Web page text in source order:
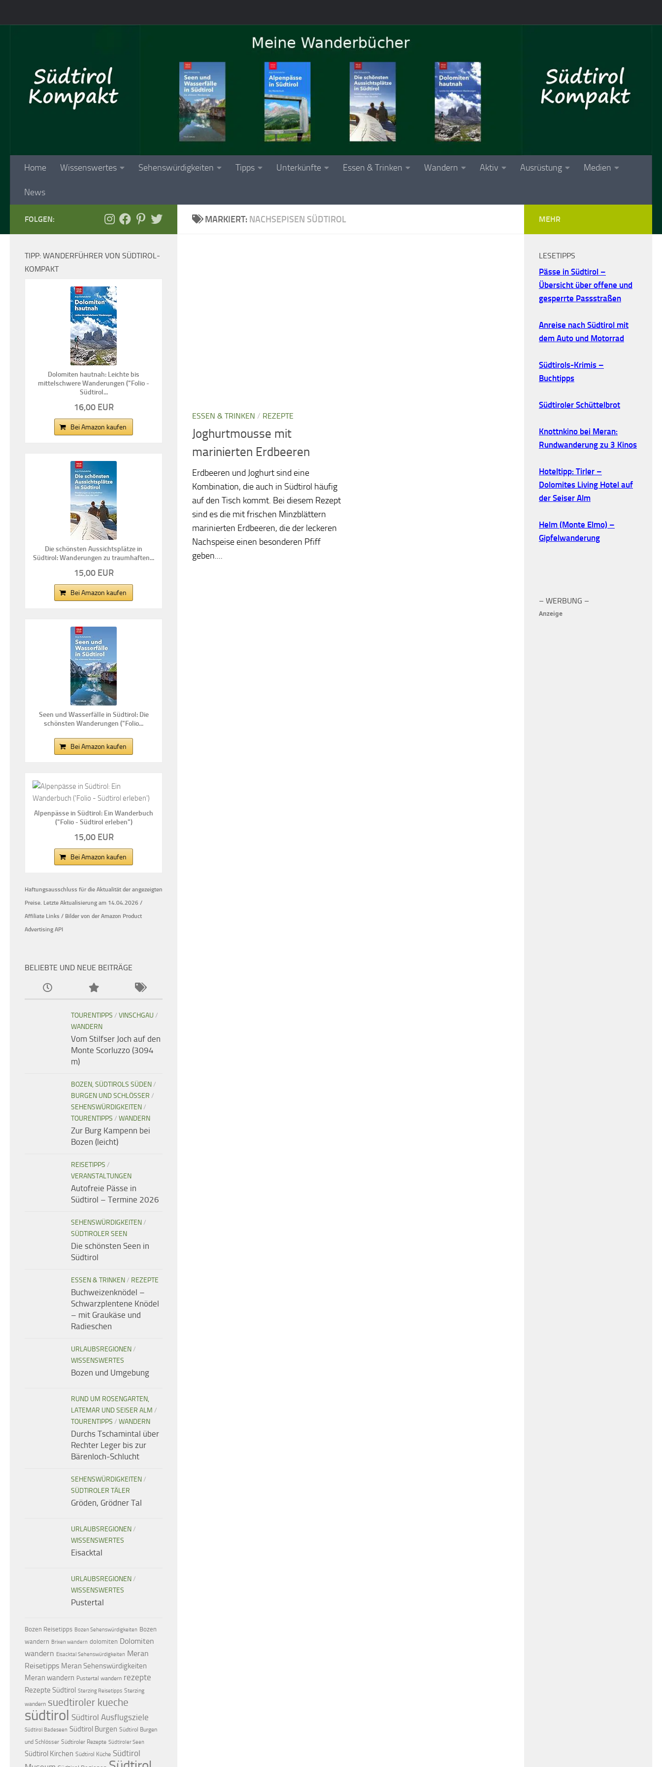
Home Wissenswertes Sehenswürdigkeiten Tipps Unterkünfte Essen & Trinken Wandern Aktiv Ausrüstung Medien
News
MARKIERT: NACHSEPISEN SÜDTIROL
ESSEN & TRINKEN / REZEPTE
Joghurtmousse mit
marinierten Erdbeeren
Erdbeeren und Joghurt sind eine
Kombination, die auch in Südtirol häufig
auf den Tisch kommt. Bei diesem Rezept
sind es die mit frischen Minzblättern
marinierten Erdbeeren, die der leckeren
Nachspeise einen besonderen Pfiff
geben....
FOLGEN:
TIPP: WANDERFÜHRER VON SÜDTIROL-
KOMPAKT
Dolomiten hautnah: Leichte bis
mittelschwere Wanderungen ("Folio -
Südtirol...
16,00 EUR
Bei Amazon kaufen
Die schönsten Aussichtsplätze in
Südtirol: Wanderungen zu traumhaften...
15,00 EUR
Bei Amazon kaufen
Seen und Wasserfälle in Südtirol: Die
schönsten Wanderungen ("Folio...
Bei Amazon kaufen
Alpenpässe in Südtirol: Ein Wanderbuch
("Folio - Südtirol erleben")
15,00 EUR
Bei Amazon kaufen
Haftungsausschluss für die Aktualität der angezeigten
Preise. Letzte Aktualisierung am 14.04.2026 /
Affiliate Links / Bilder von der Amazon Product
Advertising API
BELIEBTE UND NEUE BEITRÄGE
TOURENTIPPS / VINSCHGAU /
WANDERN
Vom Stilfser Joch auf den
Monte Scorluzzo (3094
m)
BOZEN, SÜDTIROLS SÜDEN/
BURGEN UND SCHLÖSSER /
SEHENSWÜRDIGKEITEN/
TOURENTIPPS / WANDERN
Zur Burg Kampenn bei
Bozen (leicht)
REISETIPPS /
VERANSTALTUNGEN
Autofreie Pässe in
Südtirol – Termine 2026
SEHENSWÜRDIGKEITEN/
SÜDTIROLER SEEN
Die schönsten Seen in
Südtirol
ESSEN & TRINKEN/ REZEPTE
Buchweizenknödel –
Schwarzplentene Knödel
– mit Graukäse und
Radieschen
URLAUBSREGIONEN/
WISSENSWERTES
Bozen und Umgebung
RUND UM ROSENGARTEN,
LATEMAR UND SEISER ALM /
TOURENTIPPS / WANDERN
Durchs Tschamintal über
Rechter Leger bis zur
Bärenloch-Schlucht
SEHENSWÜRDIGKEITEN/
SÜDTIROLER TÄLER
Gröden, Grödner Tal
URLAUBSREGIONEN/
WISSENSWERTES
Eisacktal
URLAUBSREGIONEN/
WISSENSWERTES
Pustertal
Bozen Reisetipps Bozen Sehenswürdigkeiten Bozen
wandern Brixen wandern dolomiten Dolomiten
wandern Eisacktal Sehenswürdigkeiten Meran
Reisetipps Meran Sehenswürdigkeiten
Meran wandern Pustertal wandern rezepte
Rezepte Südtirol Sterzing Reisetipps Sterzing
wandern suedtiroler kueche
südtirol Südtirol Ausflugsziele
Südtirol Badeseen Südtirol Burgen Südtirol Burgen
und Schlösser Südtiroler Rezepte Südtiroler Seen
Südtirol Kirchen Südtirol Küche Südtirol
MEHR
LESETIPPS
Pässe in Südtirol –
Übersicht über offene und
gesperrte Passstraßen
Anreise nach Südtirol mit
dem Auto und Motorrad
Südtirols-Krimis –
Buchtipps
Südtiroler Schüttelbrot
Knottnkino bei Meran:
Rundwanderung zu 3 Kinos
Hoteltipp: Tirler –
Dolomites Living Hotel auf
der Seiser Alm
Helm (Monte Elmo) –
Gipfelwanderung
– WERBUNG –
Anzeige